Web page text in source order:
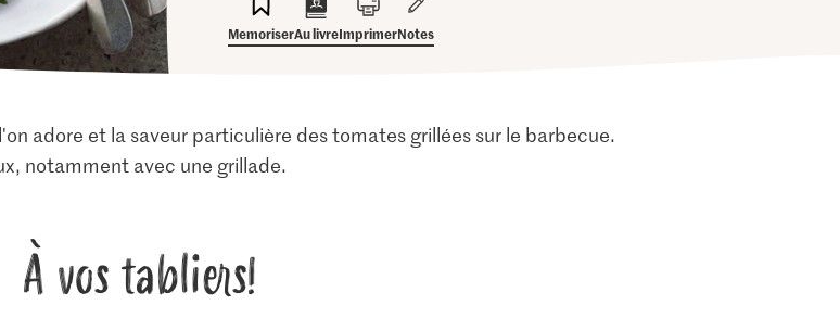
MemoriserAu livreImprimerNotes
adore et la saveur particulière des tomates grillées sur le barbecue.
notamment avec une grillade.
À vos tabliers!